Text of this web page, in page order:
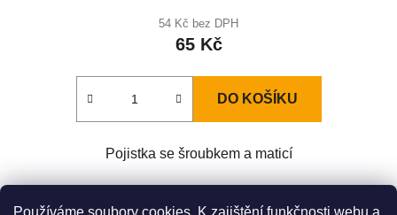
Používáme soubory cookies. K zajištění funkčnosti webu a
54 Kč bez DPH
65 Kč
DO KOŠÍKU
Pojistka se šroubkem a maticí